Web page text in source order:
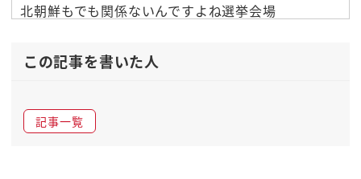
北朝鮮もでも関係ないんですよね選挙会場
やばいそういう選挙だから
民主主義人民共和国ですからね北朝鮮って
この記事を書いた人
記事一覧